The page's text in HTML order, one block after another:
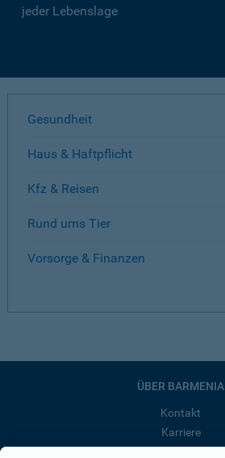
jeder Lebenslage
Gesundheit
Haus & Haftpflicht
Kfz & Reisen
Rund ums Tier
Vorsorge & Finanzen
ÜBER BARMENIA
Kontakt
Karriere